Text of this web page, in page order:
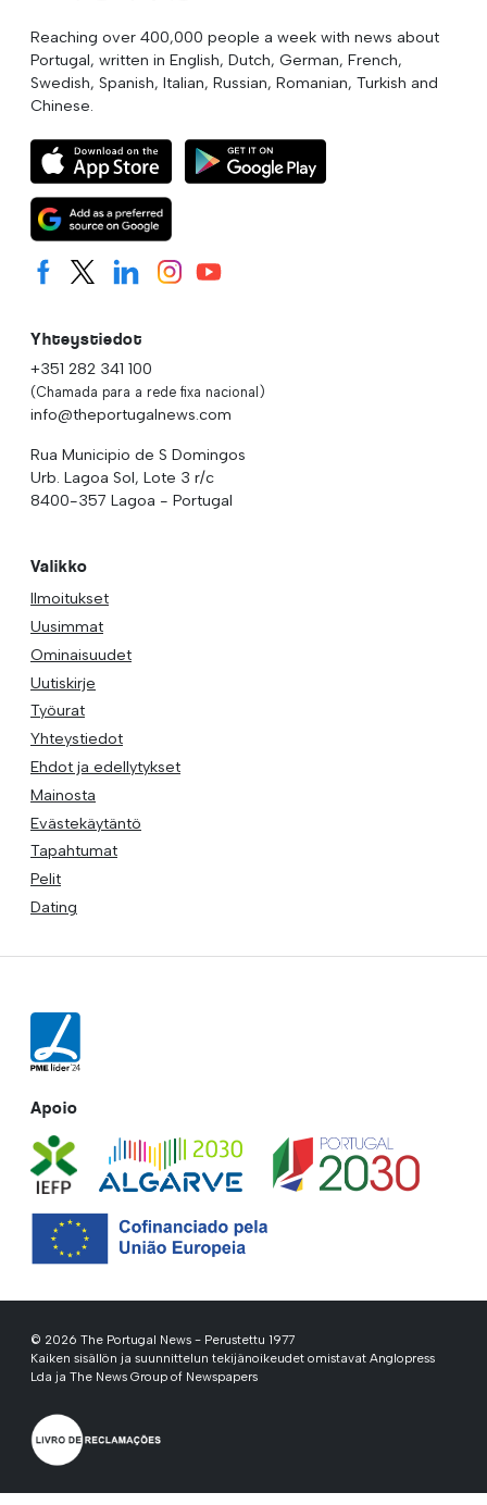
Reaching over 400,000 people a week with news about
Portugal, written in English, Dutch, German, French,
Swedish, Spanish, Italian, Russian, Romanian, Turkish and
Chinese.
Yhteystiedot
+351 282 341 100
(Chamada para a rede fixa nacional)
info@theportugalnews.com
Rua Municipio de S Domingos
Urb. Lagoa Sol, Lote 3 r/c
8400-357 Lagoa - Portugal
Valikko
Ilmoitukset
Uusimmat
Ominaisuudet
Uutiskirje
Työurat
Yhteystiedot
Ehdot ja edellytykset
Mainosta
Evästekäytäntö
Tapahtumat
Pelit
Dating
Apoio
© 2026 The Portugal News - Perustettu 1977
Kaiken sisällön ja suunnittelun tekijänoikeudet omistavat Anglopress
Lda ja The News Group of Newspapers